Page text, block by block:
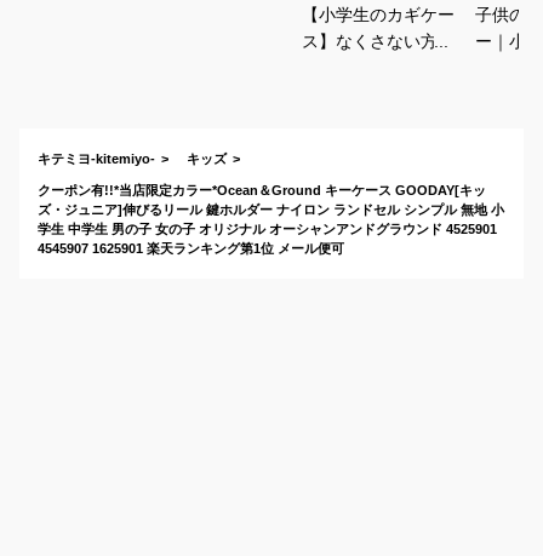
【小学生のカギケー
ス】なくさない方法
子供の
ー｜小
キテミヨ-kitemiyo- キッズ
クーポン有!!*当店限定カラー*Ocean＆Ground キーケース GOODAY[キッ
ズ・ジュニア]伸びるリール 鍵ホルダー ナイロン ランドセル シンプル 無地 小
学生 中学生 男の子 女の子 オリジナル オーシャンアンドグラウンド 4525901
4545907 1625901 楽天ランキング第1位 メール便可